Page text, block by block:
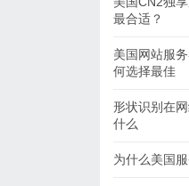
最合适？
美国网站服
何选择最佳
形状识别在
什么
为什么美国